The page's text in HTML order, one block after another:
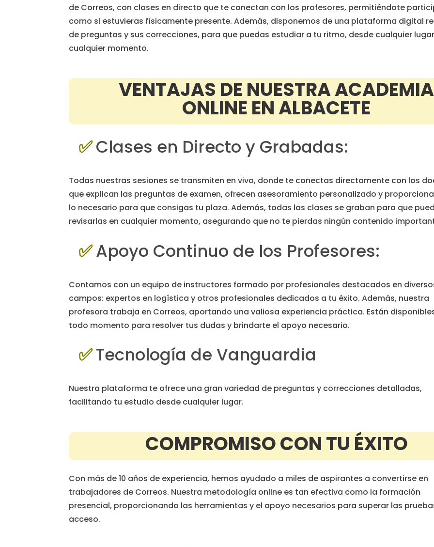
de Correos, con clases en directo que te conectan con los profesores, permitiéndote
como si estuvieras físicamente presente. Además, disponemos de una plataforma digital
de preguntas y sus correcciones, para que puedas estudiar a tu ritmo, desde cualquier
cualquier momento.
VENTAJAS DE NUESTRA ACADEMIA
ONLINE EN ALBACETE
✅Clases en Directo y Grabadas:
Todas nuestras sesiones se transmiten en vivo, donde te conectas directamente con los
que explican las preguntas de examen, ofrecen asesoramiento personalizado y
lo necesario para que consigas tu plaza. Además, todas las clases se graban para que
revisarlas en cualquier momento, asegurando que no te pierdas ningún contenido
✅Apoyo Continuo de los Profesores:
Contamos con un equipo de instructores formado por profesionales destacados en
campos: expertos en logística y otros profesionales dedicados a tu éxito. Además, nuestra
profesora trabaja en Correos, aportando una valiosa experiencia práctica. Están
todo momento para resolver tus dudas y brindarte el apoyo necesario.
✅Tecnología de Vanguardia
Nuestra plataforma te ofrece una gran variedad de preguntas y correcciones detalladas,
facilitando tu estudio desde cualquier lugar.
COMPROMISO CON TU ÉXITO
Con más de 10 años de experiencia, hemos ayudado a miles de aspirantes a convertirse en
trabajadores de Correos. Nuestra metodología online es tan efectiva como la formación
presencial, proporcionando las herramientas y el apoyo necesarios para superar las
acceso.